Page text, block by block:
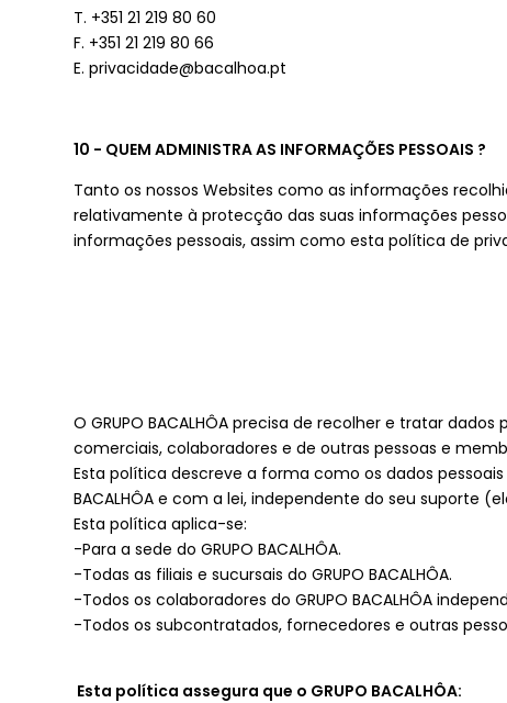
T. +351 21 219 80 60
F. +351 21 219 80 66
E. privacidade@bacalhoa.pt
10 - QUEM ADMINISTRA AS INFORMAÇÕES PESSOAIS ?
Tanto os nossos Websites como as informações
relativamente à protecção das suas informações
informações pessoais, assim como esta política de
O GRUPO BACALHÔA precisa de recolher e tratar
comerciais, colaboradores e de outras pessoas e
Esta política descreve a forma como os dados
BACALHÔA e com a lei, independente do seu suporte
Esta política aplica-se:
-Para a sede do GRUPO BACALHÔA.
-Todas as filiais e sucursais do GRUPO BACALHÔA.
-Todos os colaboradores do GRUPO BACALHÔA
-Todos os subcontratados, fornecedores e outras
Esta política assegura que o GRUPO BACALHÔA: